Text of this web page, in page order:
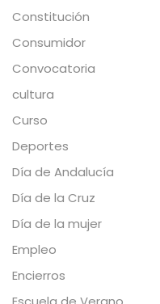
Constitución
Consumidor
Convocatoria
cultura
Curso
Deportes
Día de Andalucía
Día de la Cruz
Día de la mujer
Empleo
Encierros